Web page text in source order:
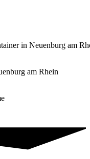
in Neuenburg am
am Rhein